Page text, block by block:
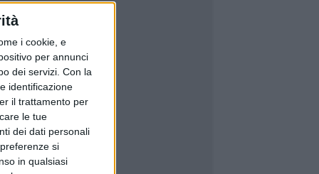
i cookie, e
per annunci
dei servizi. Con la
identificazione
il trattamento per
le tue
dei dati personali
si
in qualsiasi